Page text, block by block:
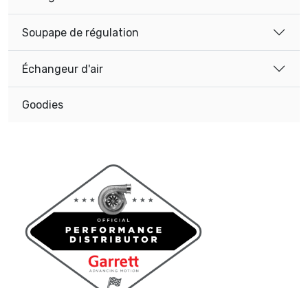
Soupape de régulation
Échangeur d'air
Goodies